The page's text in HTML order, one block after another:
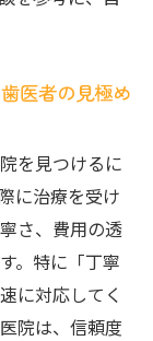
医者の見極め
を見つけるに
に治療を受け
さ、費用の透
。特に「丁寧
に対応してく
院は、信頼度